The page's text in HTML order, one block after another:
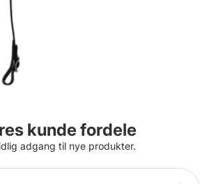
kunde fordele
adgang til nye produkter.